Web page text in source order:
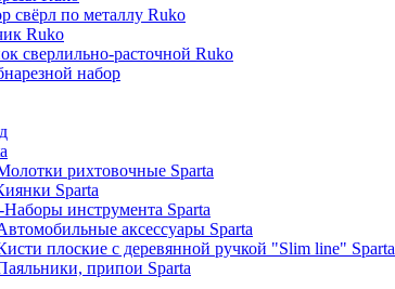
свёрл по металлу Ruko
Ruko
сверлильно-расточной Ruko
набор
рихтовочные Sparta
Sparta
Наборы инструмента Sparta
аксессуары Sparta
плоские с деревянной ручкой "Slim line" Sparta
припои Sparta